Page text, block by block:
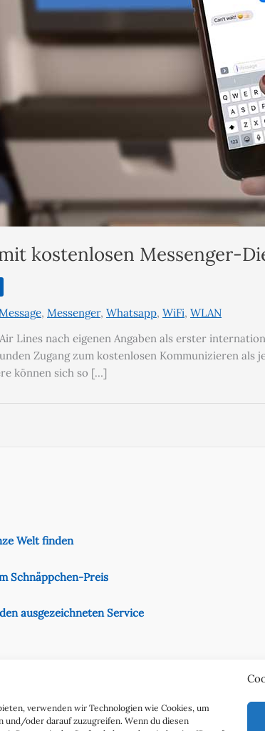
verwenden wir Technologien wie Cookies, um
und/oder darauf zuzugreifen. Wenn du diesen
kostenlosen Messenger-
, Messenger, Whatsapp, WiFi, WLAN
Lines nach eigenen Angaben als erster
Zugang zum kostenlosen Kommunizieren
können sich so […]
Welt finden
Schnäppchen-Preis
ausgezeichneten Service